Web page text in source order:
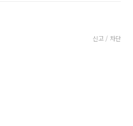
신고 / 차단